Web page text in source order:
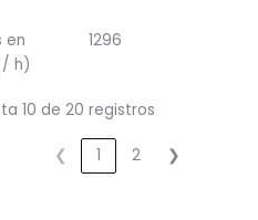
en
/ h)
1296
10 de 20 registros
❮ 1 2 ❯